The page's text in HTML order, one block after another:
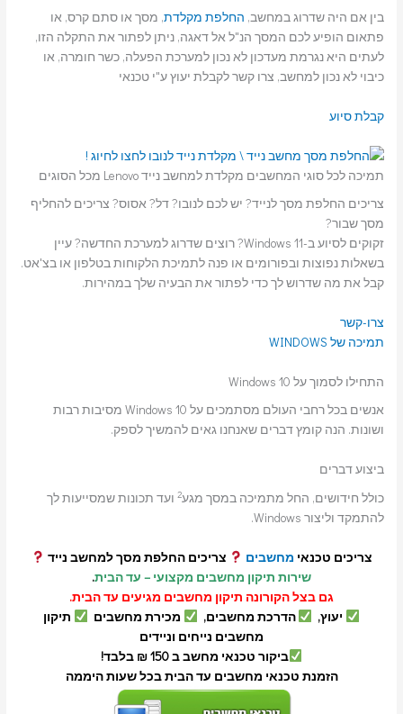
בין אם היה שדרוג במחשב, החלפת מקלדת, מסך או סתם קרס, או
פתאום הופיע לכם המסך הנ"ל אל דאגה, ניתן לפתור את התקלה הזו,
לעתים היא נגרמת מעדכון לא נכון למערכת הפעלה, כשר חומרה, או
כיבוי לא נכון למחשב, צרו קשר לקבלת יעוץ ע"י טכנאי
קבלת סיוע
תמיכה לכל סוגי המחשבים מקלדת למחשב נייד Lenovo מכל הסוגים
צריכים החלפת מסך לנייד? יש לכם לנובו? דל? אסוס? צריכים להחליף
מסך שבור?
זקוקים לסיוע ב-Windows 11? רוצים שדרוג למערכת החדשה? עיין
בשאלות נפוצות ובפורומים או פנה לתמיכת הלקוחות בטלפון או בצ'אט.
קבל את מה שדרוש לך כדי לפתור את הבעיה שלך במהירות.
צרו-קשר
תמיכה של WINDOWS
התחילו לסמוך על Windows 10
אנשים בכל רחבי העולם מסתמכים על Windows 10 מסיבות רבות
ושונות. הנה קומץ דברים שאנחנו גאים להמשיך לספק.
ביצוע דברים
כולל חידושים, החל מתמיכה במסך מגע2 ועד תכונות שמסייעות לך
להתמקד וליצור Windows.
צריכים טכנאי מחשבים
צריכים החלפת מסך למחשב נייד
שירות תיקון מחשבים מקצועי – עד הבית.
גם בצל הקורונה תיקון מחשבים מגיעים עד הבית.
יעוץ,
הדרכת מחשבים, מכירת מחשבים
תיקון
מחשבים נייחים וניידים
ביקור טכנאי מחשב ב 150 ₪ בלבד!
הזמנת טכנאי מחשבים עד הבית בכל שעות היממה